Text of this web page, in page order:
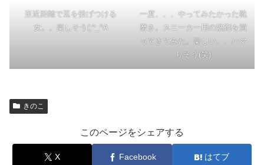
至近距離で豆を投げつける
女。。楽しそう(;^_^A
一度、、、やってみたかった靴
磨き。スニーカー用の洗剤を買
ってきてみた。楽しい、、ハマ
りそう(笑)
きのこ
このページをシェアする
X Facebook はてブ